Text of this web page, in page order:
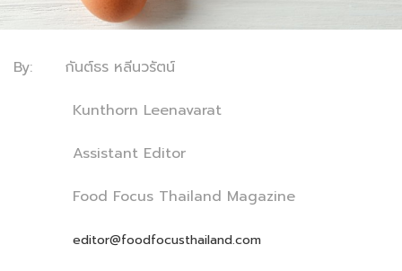
By: กันต์ธร หลีนวรัตน์
Kunthorn Leenavarat
Assistant Editor
Food Focus Thailand Magazine
editor@foodfocusthailand.com